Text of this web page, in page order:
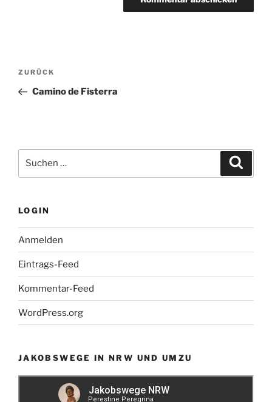
Beitragsnavigation
Vorheriger
Beitrag
ZURÜCK
Camino de Fisterra
nach:
LOGIN
Anmelden
Eintrags-Feed
Kommentar-Feed
WordPress.org
JAKOBSWEGE IN NRW UND UMZU